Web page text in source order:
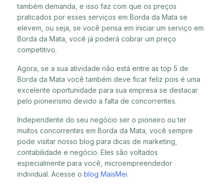
também demanda, e isso faz com que os preços
praticados por esses serviços em Borda da Mata se
elevem, ou seja, se você pensa em iniciar um serviço em
Borda da Mata, você já poderá cobrar um preço
competitivo.
Agora, se a sua atividade não está entre as top 5 de
Borda da Mata você também deve ficar feliz pois é uma
excelente oportunidade para sua empresa se destacar
pelo pioneirismo devido a falta de concorrentes.
Independente do seu negócio ser o pioneiro ou ter
muitos concorrentes em Borda da Mata, você sempre
pode visitar nosso blog para dicas de marketing,
contabilidade e negócio. Eles são voltados
especialmente para você, microempreendedor
individual. Acesse o blog MaisMei.